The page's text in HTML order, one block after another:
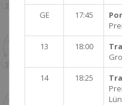
GE
17:45
13
18:00
14
18:25